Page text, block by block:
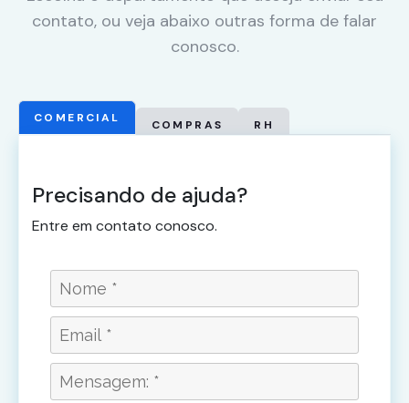
contato, ou veja abaixo outras forma de falar
conosco.
COMERCIAL COMPRAS RH
Precisando de ajuda?
Entre em contato conosco.